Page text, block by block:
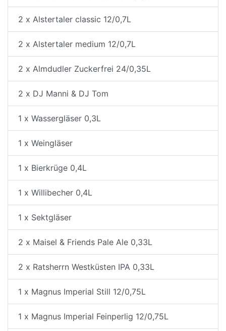
2 x Alstertaler classic 12/0,7L
2 x Alstertaler medium 12/0,7L
2 x Almdudler Zuckerfrei 24/0,35L
2 x DJ Manni & DJ Tom
1 x Wassergläser 0,3L
1 x Weingläser
1 x Bierkrüge 0,4L
1 x Willibecher 0,4L
1 x Sektgläser
2 x Maisel & Friends Pale Ale 0,33L
2 x Ratsherrn Westküsten IPA 0,33L
1 x Magnus Imperial Still 12/0,75L
1 x Magnus Imperial Feinperlig 12/0,75L